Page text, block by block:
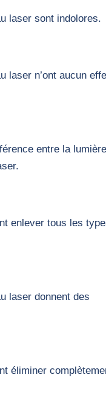
laser sont indolores.
laser n’ont aucun
entre la lumière
enlever tous les
laser donnent des
éliminer